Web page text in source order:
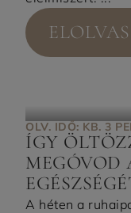
OLV. IDŐ: KB. 3
ÍGY
MEGÓVOD
A héten a